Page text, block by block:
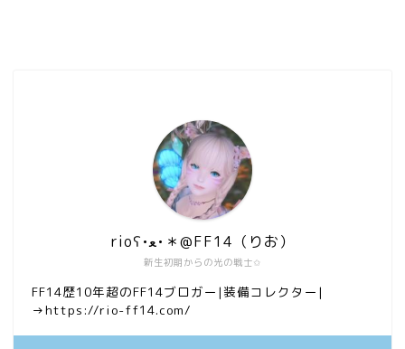
新生初期からの光の戦士✩
rioʕ•ﻌ•＊@FF14（りお）
FF14歴10年超のFF14ブロガー|装備コレクター|
→https://rio-ff14.com/